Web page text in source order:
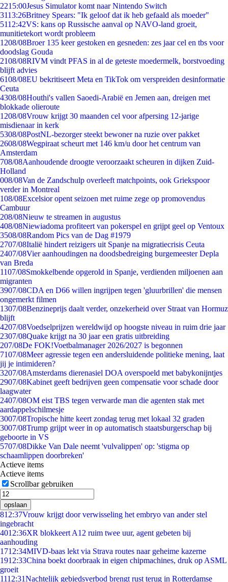
2215:00Jesus Simulator komt naar Nintendo Switch
3113:26Britney Spears: "Ik geloof dat ik heb gefaald als moeder"
5112:42VS: kans op Russische aanval op NAVO-land groeit,
munitietekort wordt probleem
1208/08Broer 135 keer gestoken en gesneden: zes jaar cel en tbs voor
doodslag Gouda
2108/08RIVM vindt PFAS in al de geteste moedermelk, borstvoeding
blijft advies
6108/08EU bekritiseert Meta en TikTok om verspreiden desinformatie
Ceuta
4308/08Houthi's vallen Saoedi-Arabië en Jemen aan, dreigen met
blokkade olieroute
1208/08Vrouw krijgt 30 maanden cel voor afpersing 12-jarige
misdienaar in kerk
5308/08PostNL-bezorger steekt bewoner na ruzie over pakket
2608/08Wegpiraat scheurt met 146 km/u door het centrum van
Amsterdam
708/08Aanhoudende droogte veroorzaakt scheuren in dijken Zuid-
Holland
008/08Van de Zandschulp overleeft matchpoints, ook Griekspoor
verder in Montreal
108/08Excelsior opent seizoen met ruime zege op promovendus
Cambuur
208/08Nieuw te streamen in augustus
408/08Niewiadoma profiteert van pokerspel en grijpt geel op Ventoux
3508/08Random Pics van de Dag #1979
2707/08Italië hindert reizigers uit Spanje na migratiecrisis Ceuta
2407/08Vier aanhoudingen na doodsbedreiging burgemeester Depla
van Breda
1107/08Smokkelbende opgerold in Spanje, verdienden miljoenen aan
migranten
3907/08CDA en D66 willen ingrijpen tegen 'gluurbrillen' die mensen
ongemerkt filmen
1307/08Benzineprijs daalt verder, onzekerheid over Straat van Hormuz
blijft
4207/08Voedselprijzen wereldwijd op hoogste niveau in ruim drie jaar
2307/08Quake krijgt na 30 jaar een gratis uitbreiding
207/08De FOK!Voetbalmanager 2026/2027 is begonnen
7107/08Meer agressie tegen een andersluidende politieke mening, laat
jij je intimideren?
3207/08Amsterdams dierenasiel DOA overspoeld met babykonijntjes
2907/08Kabinet geeft bedrijven geen compensatie voor schade door
laagwater
2407/08OM eist TBS tegen verwarde man die agenten stak met
aardappelschilmesje
3007/08Tropische hitte keert zondag terug met lokaal 32 graden
3007/08Trump grijpt weer in op automatisch staatsburgerschap bij
geboorte in VS
5707/08Dikke Van Dale neemt 'vulvalippen' op: 'stigma op
schaamlippen doorbreken'
Actieve items
Actieve items
Scrollbar gebruiken
opslaan
812:37Vrouw krijgt door verwisseling het embryo van ander stel
ingebracht
4012:36XR blokkeert A12 ruim twee uur, agent gebeten bij
aanhouding
1712:34MIVD-baas lekt via Strava routes naar geheime kazerne
1912:33China boekt doorbraak in eigen chipmachines, druk op ASML
groeit
1112:31Nachtelijk gebiedsverbod brengt rust terug in Rotterdamse